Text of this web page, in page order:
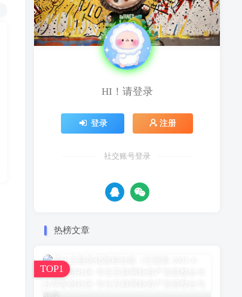
HI！请登录
登录 注册
社交账号登录
热榜文章
TOP1